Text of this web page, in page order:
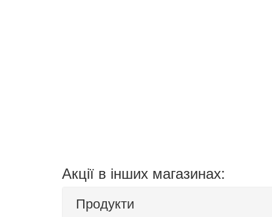
Акції в інших магазинах:
Продукти